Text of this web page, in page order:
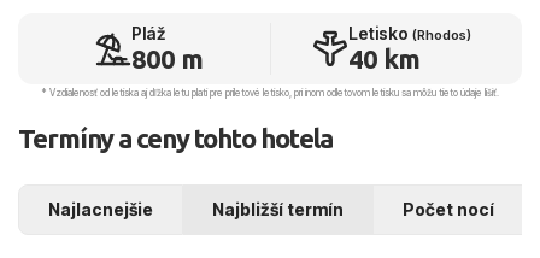
Pláž
800 m
Letisko (Rhodos)
40 km
* Vzdialenosť od letiska aj dľžka letu platí pre príletové letisko, pri inom odletovom letisku sa môžu tieto údaje líšiť.
Termíny a ceny tohto hotela
Najlacnejšie Najbližší termín Počet nocí